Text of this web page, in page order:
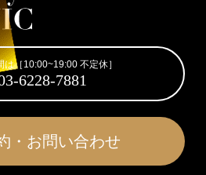
は［10:00~19:00 不定休］
6228-7881
・お問い合わせ